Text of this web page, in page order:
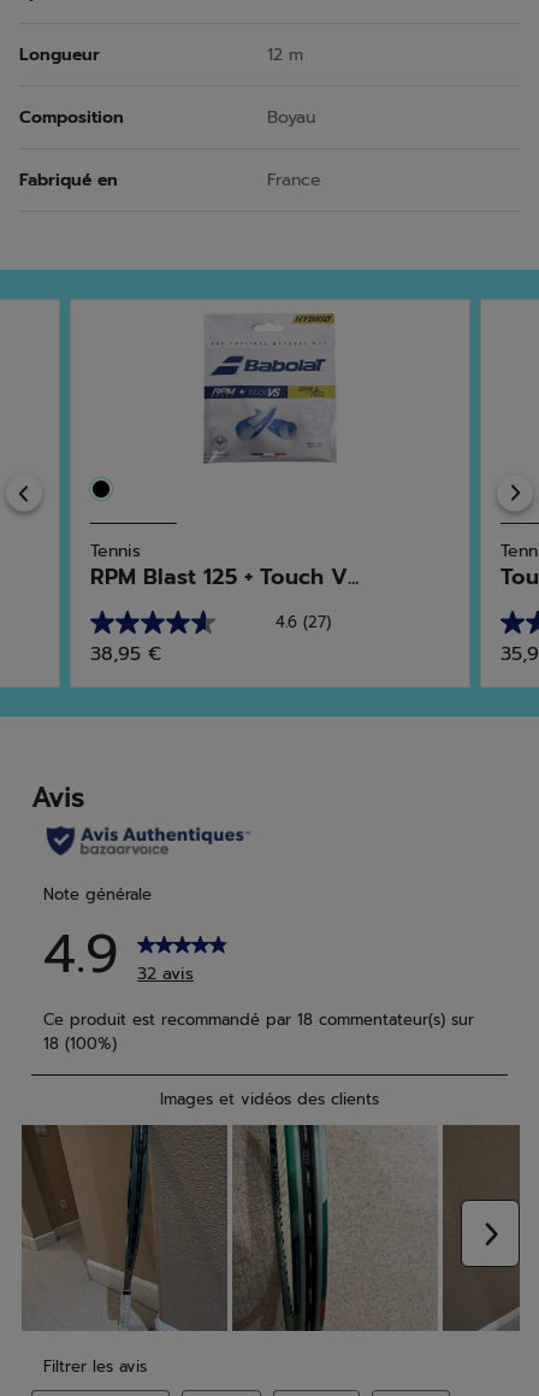
Longueur 12 m
Composition Boyau
Fabriqué en France
Previous
Tennis
RPM Blast 125 + Touch V...
4.6 (27)
4.6
sur
5
étoiles.
38,95 €
5.0
sur
5